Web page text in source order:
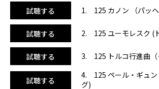
【監修された森裕美さんからのコメントで
「Classical WORKOUT」のアクア編です！
通り、プール現場では音響環境が不安定で
らいことが多々ありますよね。そんな時は
りと効いていて、音が取りやすくキューイ
「Classical WORKOUT」が超オススメです
粋なボーカルやコーラスをミックスした洋
になっていてナイスです！今回、3作品を選
試聴する 1. 125 カノン （パッヘ
試聴する 2. 125 ユーモレスク (
試聴する 3. 125 トルコ行進曲（
試聴する
4. 125 ペール・ギュン
グ)